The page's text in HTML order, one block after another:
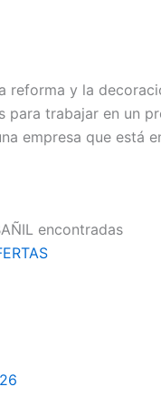
y la
trabajar en un
empresa que está
encontradas